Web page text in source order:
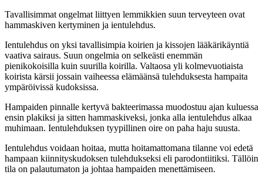
Tavallisimmat ongelmat liittyen lemmikkien suun terveyteen ovat
hammaskiven kertyminen ja ientulehdus.
Ientulehdus on yksi tavallisimpia koirien ja kissojen lääkärikäyntiä
vaativa sairaus. Suun ongelmia on selkeästi enemmän
pienikokoisilla kuin suurilla koirilla. Valtaosa yli kolmevuotiaista
koirista kärsii jossain vaiheessa elämäänsä tulehduksesta hampaita
ympäröivissä kudoksissa.
Hampaiden pinnalle kertyvä bakteerimassa muodostuu ajan kuluessa
ensin plakiksi ja sitten hammaskiveksi, jonka alla ientulehdus alkaa
muhimaan. Ientulehduksen tyypillinen oire on paha haju suusta.
Ientulehdus voidaan hoitaa, mutta hoitamattomana tilanne voi edetä
hampaan kiinnityskudoksen tulehdukseksi eli parodontiitiksi. Tällöin
tila on palautumaton ja johtaa hampaiden menettämiseen.